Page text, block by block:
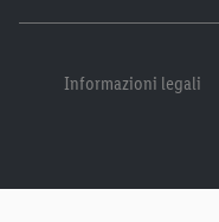
Informazioni legali